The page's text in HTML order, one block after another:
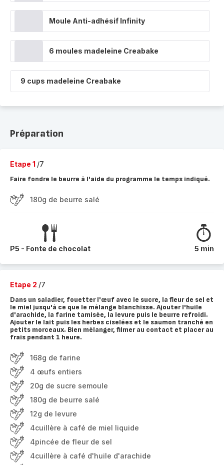
Moule Anti-adhésif Infinity
6 moules madeleine Creabake
9 cups madeleine Creabake
Préparation
Etape 1 /7
Faire fondre le beurre à l'aide du programme le temps indiqué.
180g de beurre salé
P5 - Fonte de chocolat 5 min
Etape 2 /7
Dans un saladier, fouetter l'œuf avec le sucre, la fleur de sel et
le miel jusqu'à ce que le mélange blanchisse. Ajouter l'huile
d'arachide, la farine tamisée, la levure puis le beurre refroidi.
Ajouter le lait puis les herbes ciselées et le saumon tranché en
petits morceaux. Bien mélanger, filmer au contact et placer au
frais pendant 1 heure.
168g de farine
4 œufs entiers
20g de sucre semoule
180g de beurre salé
12g de levure
4cuillère à café de miel liquide
4pincée de fleur de sel
4cuillère à café d'huile d'arachide